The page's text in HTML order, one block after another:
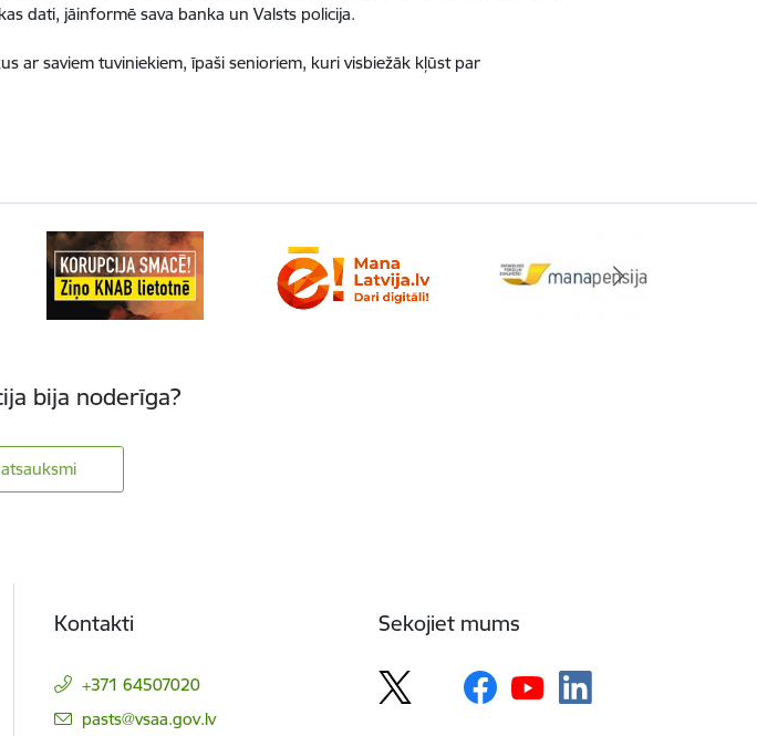
dati, jāinformē sava banka un Valsts policija.
ar saviem tuviniekiem, īpaši senioriem, kuri visbiežāk kļūst par
bija noderīga?
Kontakti
+371 64507020
E-pasts:
pasts@vsaa.gov.lv
Sekojiet mums